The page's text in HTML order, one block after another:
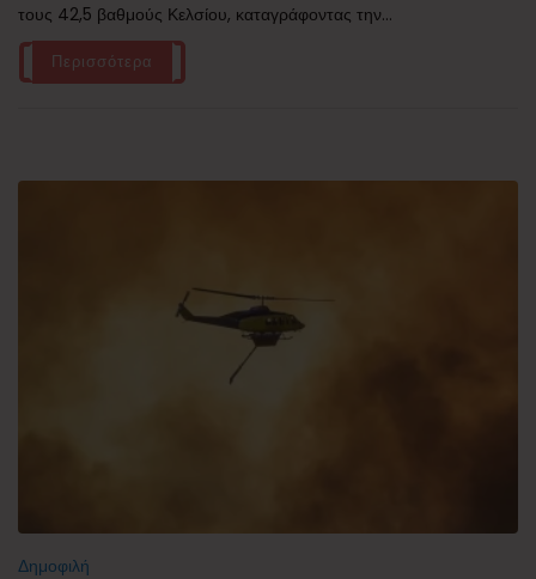
τους 42,5 βαθμούς Κελσίου, καταγράφοντας την...
Περισσότερα
Δημοφιλή